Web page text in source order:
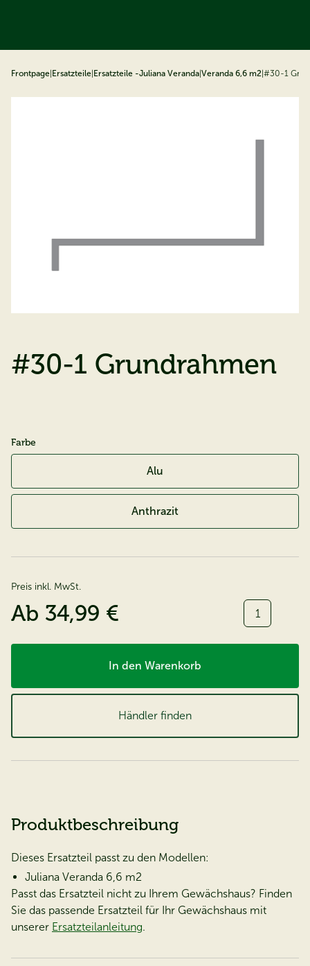
Frontpage Ersatzteile Ersatzteile -Juliana Veranda Veranda 6,6 m2 #30-1
#30-1 Grundrahmen
Farbe
Alu
Anthrazit
Preis inkl. MwSt.
Ab 34,99 € Menge:
In den Warenkorb
Händler finden
Produktbeschreibung
Dieses Ersatzteil passt zu den Modellen:
Juliana Veranda 6,6 m2
Passt das Ersatzteil nicht zu Ihrem Gewächshaus? Finden
Sie das passende Ersatzteil für Ihr Gewächshaus mit
unserer Ersatzteilanleitung.